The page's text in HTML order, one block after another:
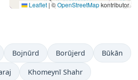
Leaflet |©OpenStreetMapkontributor
Bojnūrd Borūjerd Būkān
Khomeynī Shahr